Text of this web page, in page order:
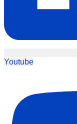
Youtube